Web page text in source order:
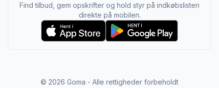
Find tilbud, gem opskrifter og hold styr på indkøbslisten
direkte på mobilen.
© 2026 Goma - Alle rettigheder forbeholdt